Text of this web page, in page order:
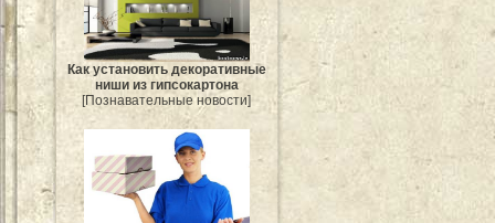
Как установить декоративные
ниши из гипсокартона
[Познавательные новости]